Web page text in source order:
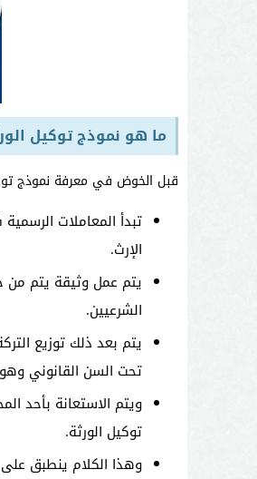
ما هو نموذج توكيل
قبل الخوض في معرفة نموذج
تبدأ المعاملات
الإرث.
يتم عمل وثيقة يتم من
الشرعيين.
يتم بعد ذلك توزيع
تحت السن القانوني
ويتم الاستعانة بأحد
توكيل الورثة.
وهذا الكلام ينطبق